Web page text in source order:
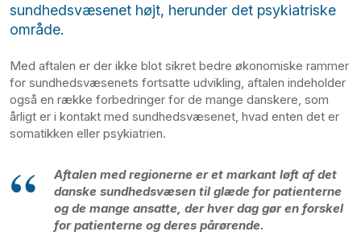
sundhedsvæsenet højt, herunder det psykiatriske
område.
Med aftalen er der ikke blot sikret bedre økonomiske rammer
for sundhedsvæsenets fortsatte udvikling, aftalen indeholder
også en række forbedringer for de mange danskere, som
årligt er i kontakt med sundhedsvæsenet, hvad enten det er
somatikken eller psykiatrien.
Aftalen med regionerne er et markant løft af det
danske sundhedsvæsen til glæde for patienterne
og de mange ansatte, der hver dag gør en forskel
for patienterne og deres pårørende.